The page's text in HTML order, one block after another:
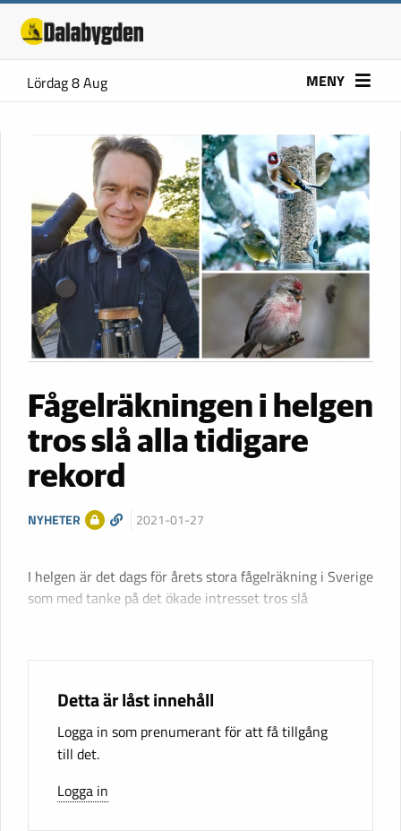
Lördag 8 Aug MENY
Fågelräkningen i helgen
tros slå alla tidigare
rekord
NYHETER 2021-01-27
I helgen är det dags för årets stora fågelräkning i Sverige
som med tanke på det ökade intresset tros slå
Detta är låst innehåll
Logga in som prenumerant för att få tillgång
till det.
Logga in